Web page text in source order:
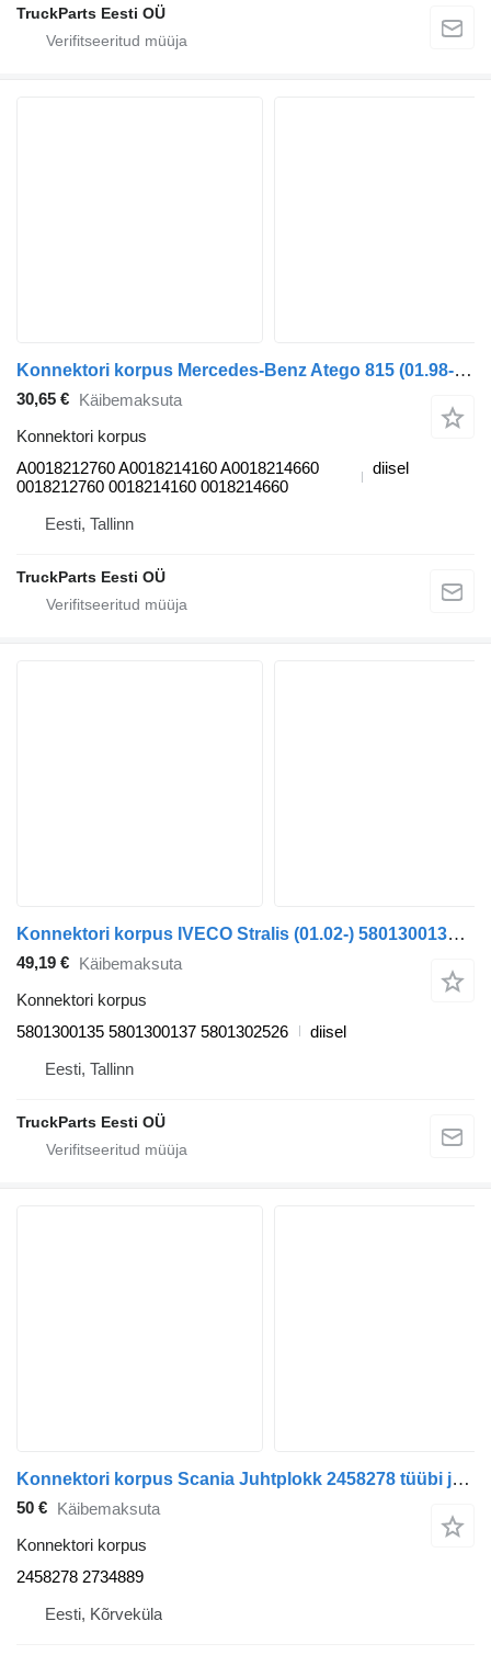
TruckParts Eesti OÜ
Konnektori korpus Mercedes-Benz Atego 815 (01.98-12.04) A0018212760 tüübi jaoks sadulveoki Mercedes-Benz Atego, Atego 2, Atego 3 (1996-)
30,65 € Käibemaksuta
Konnektori korpus
A0018212760 A0018214160 A0018214660
0018212760 0018214160 0018214660
diisel
Eesti, Tallinn
TruckParts Eesti OÜ
Konnektori korpus IVECO Stralis (01.02-) 5801300135 tüübi jaoks sadulveoki IVECO Stralis, Trakker (2002-)
49,19 € Käibemaksuta
Konnektori korpus
5801300135 5801300137 5801302526
diisel
Eesti, Tallinn
TruckParts Eesti OÜ
Konnektori korpus Scania Juhtplokk 2458278 tüübi jaoks sadulveoki Scania R410
50 € Käibemaksuta
Konnektori korpus
2458278 2734889
Eesti, Kõrveküla